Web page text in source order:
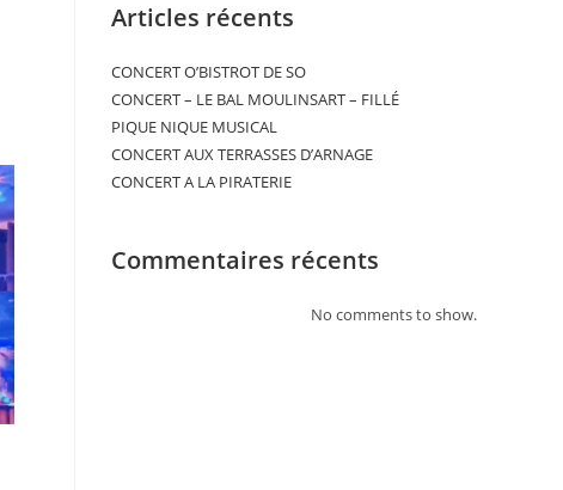
Articles récents
CONCERT O’BISTROT DE SO
CONCERT – LE BAL MOULINSART – FILLÉ
PIQUE NIQUE MUSICAL
CONCERT AUX TERRASSES D’ARNAGE
CONCERT A LA PIRATERIE
Commentaires récents
No comments to show.